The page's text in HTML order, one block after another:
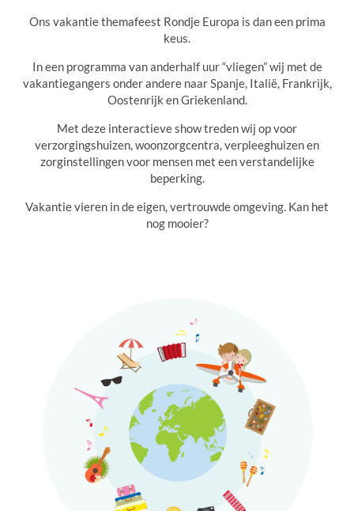
Ons vakantie themafeest Rondje Europa is dan een prima
keus.
In een programma van anderhalf uur “vliegen” wij met de
vakantiegangers onder andere naar Spanje, Italië, Frankrijk,
Oostenrijk en Griekenland.
Met deze interactieve show treden wij op voor
verzorgingshuizen, woonzorgcentra, verpleeghuizen en
zorginstellingen voor mensen met een verstandelijke
beperking.
Vakantie vieren in de eigen, vertrouwde omgeving. Kan het
nog mooier?